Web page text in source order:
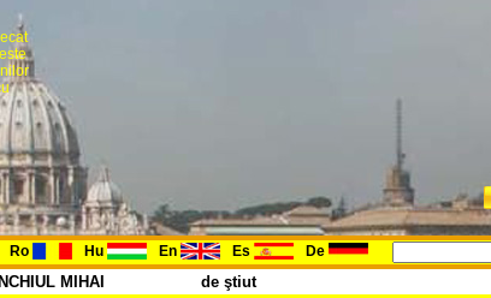
Ro Hu En Es De
MIHAI
de ştiut